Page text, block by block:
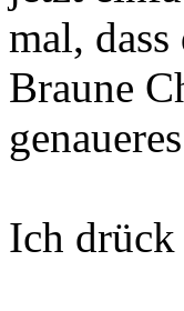
mal,
Braune
Ich drück